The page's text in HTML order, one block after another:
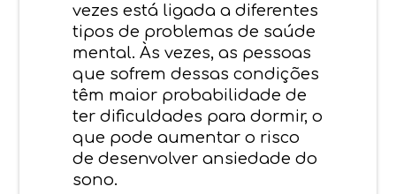
vezes está ligada a diferentes
tipos de problemas de saúde
mental. Às vezes, as pessoas
que sofrem dessas condições
têm maior probabilidade de
ter dificuldades para dormir, o
que pode aumentar o risco
de desenvolver ansiedade do
sono.